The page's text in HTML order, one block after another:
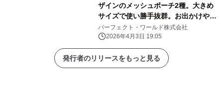
ザインのメッシュポーチ2種。大きめ
サイズで使い勝手抜群。お出かけや旅
行にぜひ！
パーフェクト・ワールド株式会社
2026年4月3日 19:05
発行者のリリースをもっと見る